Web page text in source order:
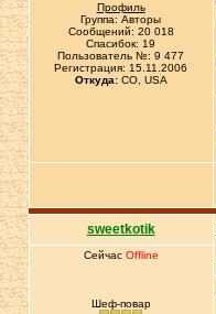
Профиль
Группа: Авторы
Сообщений: 20 018
Спасибок: 19
Пользователь №: 9 477
Регистрация: 15.11.2006
Откуда:CO, USA
sweetkotik
Сейчас Offline
Шеф-повар